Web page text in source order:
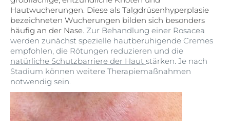
Hautwucherungen. Diese als Talgdrüsenhyperplasie
bezeichneten Wucherungen bilden sich besonders
häufig an der Nase. Zur Behandlung einer Rosacea
werden zunächst spezielle hautberuhigende Cremes
empfohlen, die Rötungen reduzieren und die
natürliche Schutzbarriere der Haut stärken. Je nach
Stadium können weitere Therapiemaßnahmen
notwendig sein.